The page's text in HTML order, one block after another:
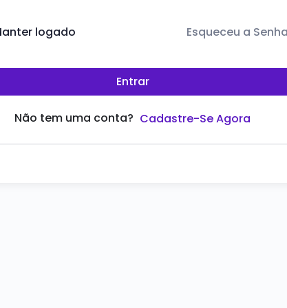
logado Esqueceu a
Entrar
Não tem uma conta? Cadastre-Se Agora